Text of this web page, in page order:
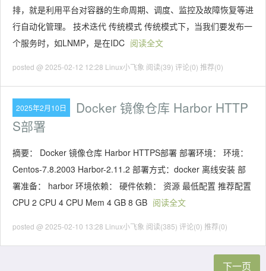
排，就是利用平台对容器的生命周期、调度、监控及故障恢复等进
行自动化管理。 技术迭代 传统模式 传统模式下，当我们要发布一
个服务时，如LNMP，是在IDC 阅读全文
posted @ 2025-02-12 12:28 Linux小飞象 阅读(39) 评论(0) 推荐(0)
2025年2月10日
Docker 镜像仓库 Harbor HTTP
S部署
摘要： Docker 镜像仓库 Harbor HTTPS部署 部署环境： 环境：
Centos-7.8.2003 Harbor-2.11.2 部署方式：docker 离线安装 部
署准备： harbor 环境依赖： 硬件依赖： 资源 最低配置 推荐配置
CPU 2 CPU 4 CPU Mem 4 GB 8 GB 阅读全文
posted @ 2025-02-10 13:28 Linux小飞象 阅读(385) 评论(0) 推荐(0)
下一页